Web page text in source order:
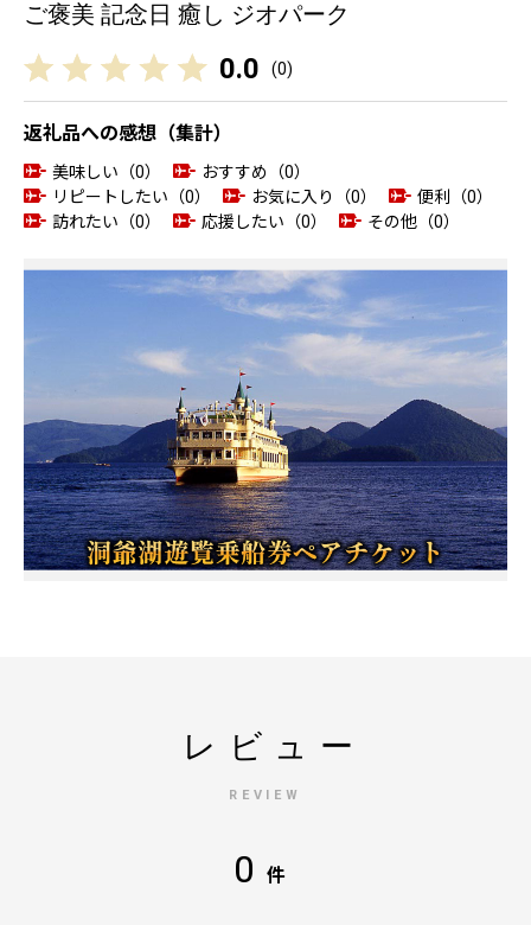
ご褒美 記念日 癒し ジオパーク
0.0 (0)
返礼品への感想（集計）
美味しい（0）
おすすめ（0）
リピートしたい（0）
お気に入り（0）
便利（0）
訪れたい（0）
応援したい（0） その他（0）
レビュー
REVIEW
0 件